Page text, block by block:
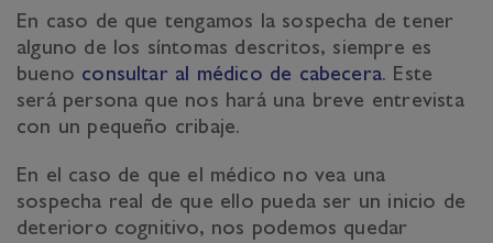
En caso de que tengamos la sospecha de tener
alguno de los síntomas descritos, siempre es
bueno consultar al médico de cabecera. Este
será persona que nos hará una breve entrevista
con un pequeño cribaje.
En el caso de que el médico no vea una
sospecha real de que ello pueda ser un inicio de
deterioro cognitivo, nos podemos quedar